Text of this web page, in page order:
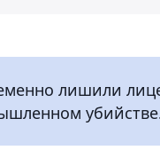
лишили